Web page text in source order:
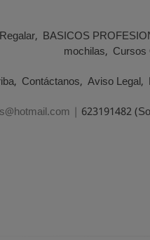
BASICOS
mochilas
Contáctanos Aviso Legal
| 623191482